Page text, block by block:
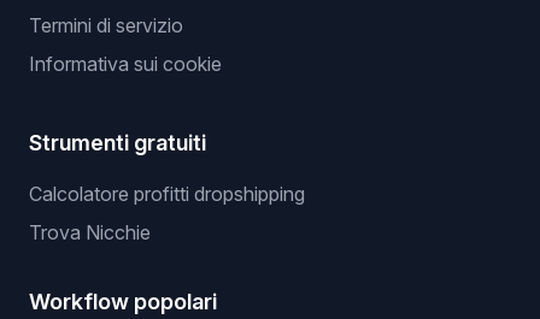
Termini di servizio
Informativa sui cookie
Strumenti gratuiti
Calcolatore profitti dropshipping
Trova Nicchie
Workflow popolari